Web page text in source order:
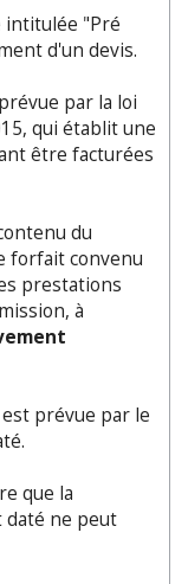
intitulée "Pré
d'un devis.
par la loi
qui établit une
être facturées
du
forfait convenu
prestations
à
prévue par le
que la
daté ne peut